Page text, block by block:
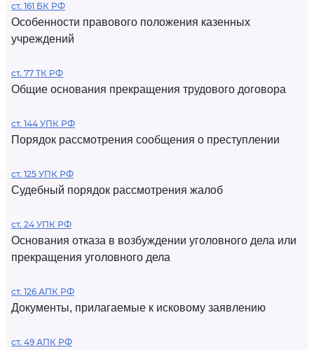
ст. 161 БК РФ
Особенности правового положения казенных
учреждений
ст. 77 ТК РФ
Общие основания прекращения трудового договора
ст. 144 УПК РФ
Порядок рассмотрения сообщения о преступлении
ст. 125 УПК РФ
Судебный порядок рассмотрения жалоб
ст. 24 УПК РФ
Основания отказа в возбуждении уголовного дела или
прекращения уголовного дела
ст. 126 АПК РФ
Документы, прилагаемые к исковому заявлению
ст. 49 АПК РФ